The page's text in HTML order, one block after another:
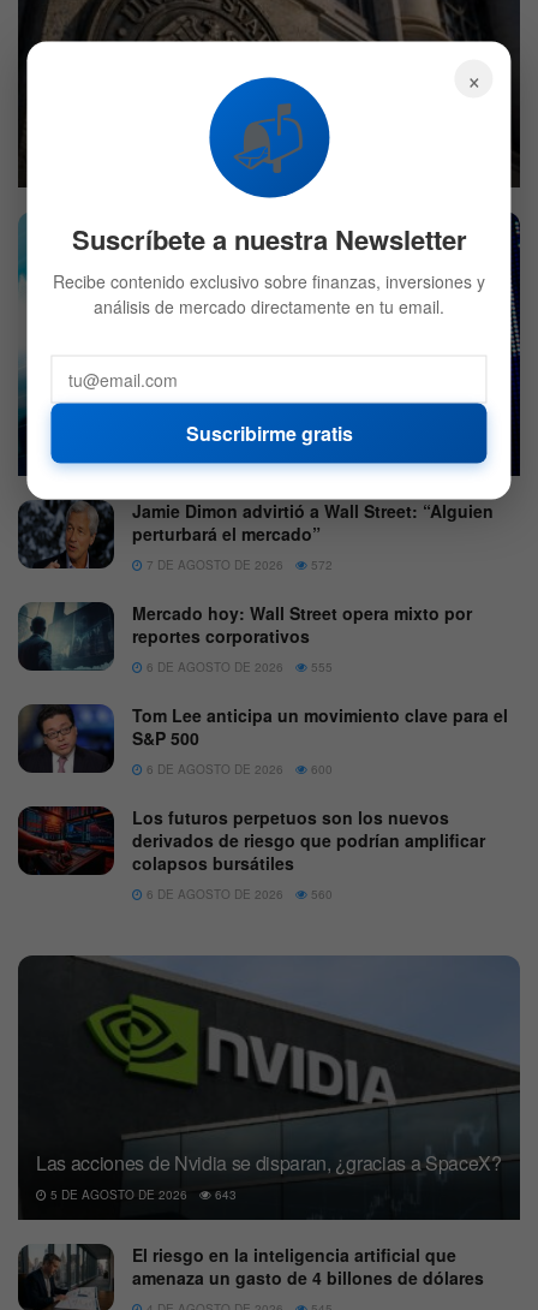
El próximo paso de la Fed con las tasas de interés podría
598
Mercado hoy: Acciones suben por un débil reporte de
empleo
7 DE AGOSTO DE 2026
Jamie Dimon advirtió a Wall Street: “Alguien
perturbará el mercado”
7 DE AGOSTO DE 2026 572
Mercado hoy: Wall Street opera mixto por
reportes corporativos
6 DE AGOSTO DE 2026 555
Tom Lee anticipa un movimiento clave para el
S&P 500
6 DE AGOSTO DE 2026 600
Los futuros perpetuos son los nuevos
derivados de riesgo que podrían amplificar
colapsos bursátiles
6 DE AGOSTO DE 2026 560
Las acciones de Nvidia se disparan, ¿gracias a SpaceX?
5 DE AGOSTO DE 2026 643
El riesgo en la inteligencia artificial que
amenaza un gasto de 4 billones de dólares
×
📬
Suscríbete a nuestra Newsletter
Recibe contenido exclusivo sobre finanzas, inversiones y
análisis de mercado directamente en tu email.
Suscribirme gratis